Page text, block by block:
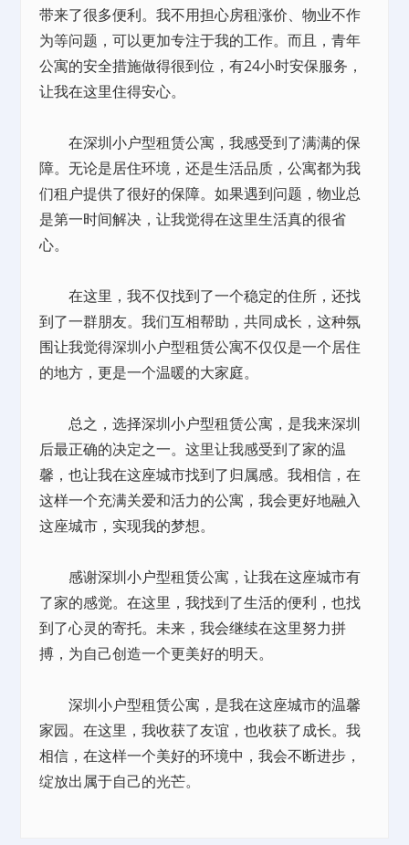
带来了很多便利。我不用担心房租涨价、物业不作
为等问题，可以更加专注于我的工作。而且，青年
公寓的安全措施做得很到位，有24小时安保服务，
让我在这里住得安心。
在深圳小户型租赁公寓，我感受到了满满的保
障。无论是居住环境，还是生活品质，公寓都为我
们租户提供了很好的保障。如果遇到问题，物业总
是第一时间解决，让我觉得在这里生活真的很省
心。
在这里，我不仅找到了一个稳定的住所，还找
到了一群朋友。我们互相帮助，共同成长，这种氛
围让我觉得深圳小户型租赁公寓不仅仅是一个居住
的地方，更是一个温暖的大家庭。
总之，选择深圳小户型租赁公寓，是我来深圳
后最正确的决定之一。这里让我感受到了家的温
馨，也让我在这座城市找到了归属感。我相信，在
这样一个充满关爱和活力的公寓，我会更好地融入
这座城市，实现我的梦想。
感谢深圳小户型租赁公寓，让我在这座城市有
了家的感觉。在这里，我找到了生活的便利，也找
到了心灵的寄托。未来，我会继续在这里努力拼
搏，为自己创造一个更美好的明天。
深圳小户型租赁公寓，是我在这座城市的温馨
家园。在这里，我收获了友谊，也收获了成长。我
相信，在这样一个美好的环境中，我会不断进步，
绽放出属于自己的光芒。